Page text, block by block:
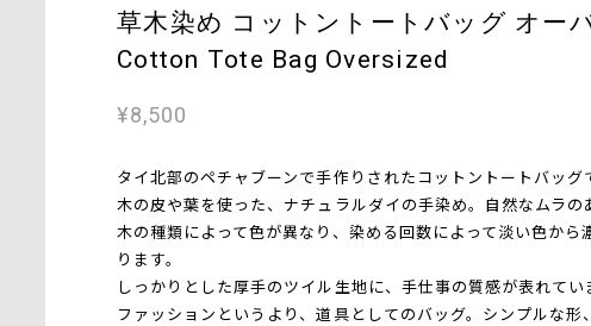
草木染め コットントートバッグ オー
Cotton Tote Bag Oversized
¥8,500
タイ北部のペチャブーンで手作りされたコットントートバッグ
木の皮や葉を使った、ナチュラルダイの手染め。自然なムラの
木の種類によって色が異なり、染める回数によって淡い色から
ります。
しっかりとした厚手のツイル生地に、手仕事の質感が表れてい
ファッションというより、道具としてのバッグ。シンプルな形